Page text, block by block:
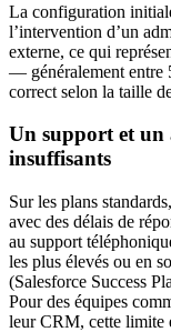
La configuration
l’intervention d’un
externe, ce qui
— généralement entre
correct selon la taille
Un support et un
insuffisants
Sur les plans
avec des délais de
au support
les plus élevés ou en
(Salesforce Success
Pour des équipes
leur CRM, cette limite